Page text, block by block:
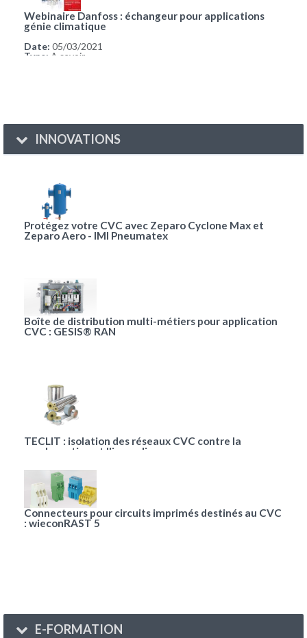
Webinaire Danfoss : échangeur pour applications
génie climatique
Date: 05/03/2021
Type: A savoir
INNOVATIONS
Protégez votre CVC avec Zeparo Cyclone Max et
Zeparo Aero - IMI Pneumatex
Boîte de distribution multi-métiers pour application
CVC : GESIS® RAN
TECLIT : isolation des réseaux CVC contre la
condensation et l'incendie
Connecteurs pour circuits imprimés destinés au CVC
: wieconRAST 5
E-FORMATION